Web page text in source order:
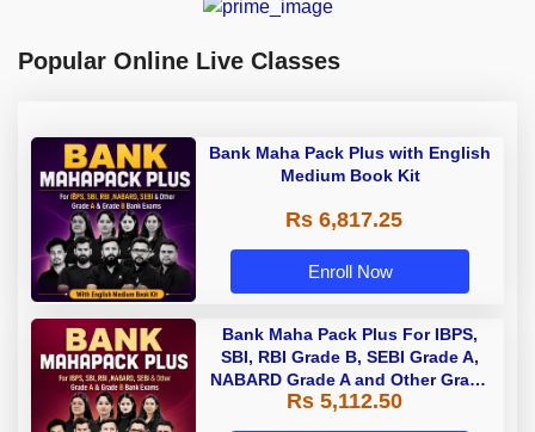
Popular Online Live Classes
Bank Maha Pack Plus with English
Medium Book Kit
Rs 6,817.25
Enroll Now
Bank Maha Pack Plus For IBPS,
SBI, RBI Grade B, SEBI Grade A,
NABARD Grade A and Other Grade
A & Grade B Bank Exams
Rs 5,112.50